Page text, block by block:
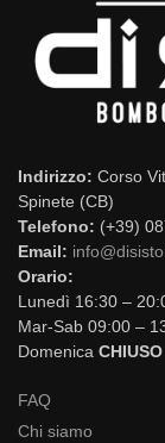
Indirizzo: Corso
Spinete (CB)
Telefono: (+39)
Email:
Orario:
Lunedì 16:30 –
Mar-Sab 09:00 –
Domenica CHIUSO
FAQ
Chi siamo